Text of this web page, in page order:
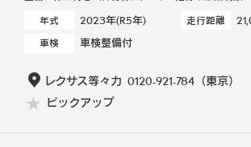
年式
2023年(R5年) 走行距離
車検 車検整備付
レクサス等々力 0120-921-784（東京）
ピックアップ